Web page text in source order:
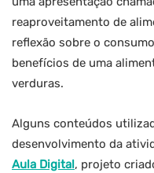
reaproveitamento de
reflexão sobre o
benefícios de uma
verduras.
Alguns conteúdos
desenvolvimento da
Aula Digital, projeto